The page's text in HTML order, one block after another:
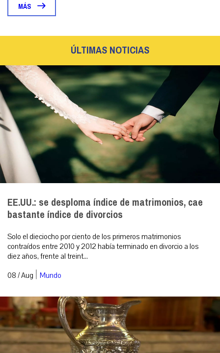
MÁS
ÚLTIMAS NOTICIAS
EE.UU.: se desploma índice de matrimonios, cae
bastante índice de divorcios
Solo el dieciocho por ciento de los primeros matrimonios
contraídos entre 2010 y 2012 había terminado en divorcio a los
diez años, frente al treint...
08 / Aug | Mundo